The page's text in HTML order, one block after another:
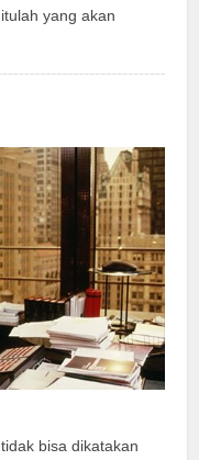
yang akan
bisa dikatakan